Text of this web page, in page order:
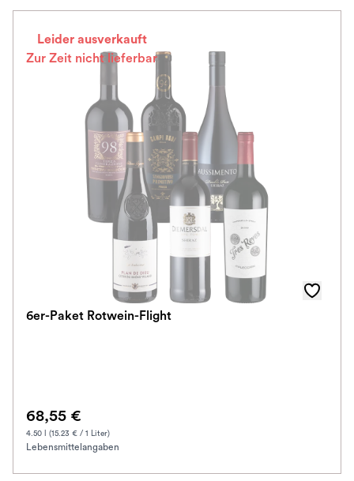
Leider ausverkauft
Zur Zeit nicht lieferbar
6er-Paket Rotwein-Flight
68,55 €
4.50 l (15.23 € / 1 Liter)
Lebensmittelangaben